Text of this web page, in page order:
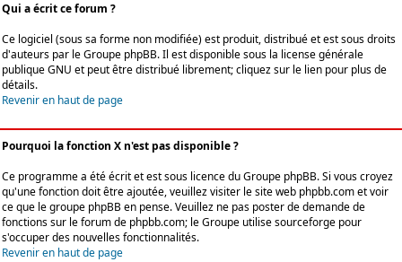
Qui a écrit ce forum ?
Ce logiciel (sous sa forme non modifiée) est produit, distribué et est sous droits
d'auteurs par leGroupe phpBB. Il est disponible sous la license générale
publique GNU et peut être distribué librement; cliquez sur le lien pour plus de
détails.
Revenir en haut de page
Pourquoi la fonction X n'est pas disponible ?
Ce programme a été écrit et est sous licence du Groupe phpBB. Si vous croyez
qu'une fonction doit être ajoutée, veuillez visiter le site web phpbb.com et voir
ce que le groupe phpBB en pense. Veuillez ne pas poster de demande de
fonctions sur le forum de phpbb.com; le Groupe utilise sourceforge pour
s'occuper des nouvelles fonctionnalités.
Revenir en haut de page